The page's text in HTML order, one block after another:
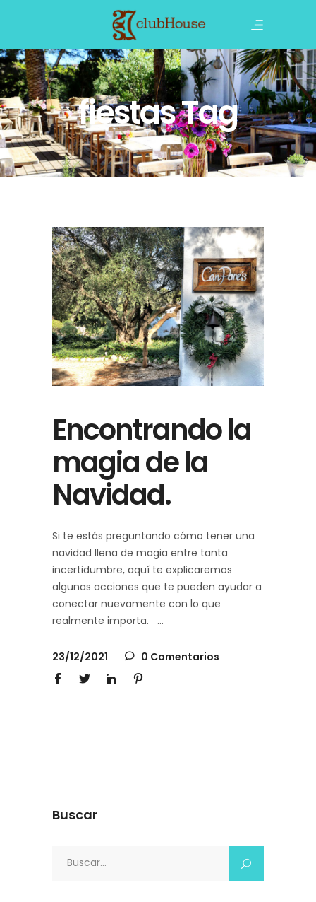
fiestas Tag
Encontrando la
magia de la
Navidad.
Si te estás preguntando cómo tener una
navidad llena de magia entre tanta
incertidumbre, aquí te explicaremos
algunas acciones que te pueden ayudar a
conectar nuevamente con lo que
realmente importa.
23/12/2021 0 Comentarios
Buscar
for: